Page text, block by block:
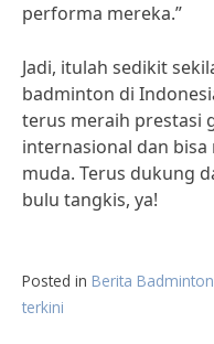
performa mereka.”
Jadi, itulah sedikit
badminton di
terus meraih prestasi
internasional dan
muda. Terus dukung
bulu tangkis, ya!
Posted in Berita Badminton
terkini